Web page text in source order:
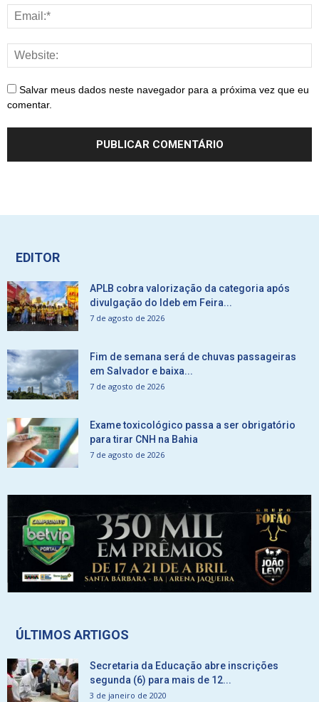
Salvar meus dados neste navegador para a próxima vez que eu
comentar.
EDITOR
APLB cobra valorização da categoria após
divulgação do Ideb em Feira...
7 de agosto de 2026
Fim de semana será de chuvas passageiras
em Salvador e baixa...
7 de agosto de 2026
Exame toxicológico passa a ser obrigatório
para tirar CNH na Bahia
7 de agosto de 2026
ÚLTIMOS ARTIGOS
Secretaria da Educação abre inscrições
segunda (6) para mais de 12...
3 de janeiro de 2020